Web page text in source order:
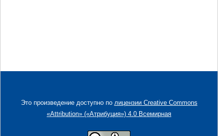
Это произведение доступно по лицензии Creative Commons
«Attribution» («Атрибуция») 4.0 Всемирная